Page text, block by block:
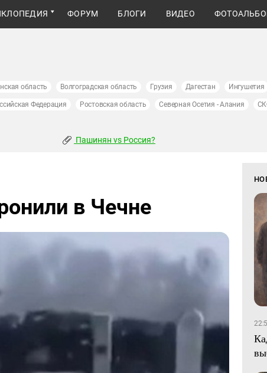
ФОРУМ БЛОГИ ВИДЕО
область Волгоградская область Грузия Дагестан Ингушетия
Федерация Ростовская область Северная Осетия - Алания
Пашинян vs Россия?
в Чечне